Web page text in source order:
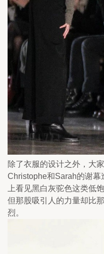
除了衣服的设计之外，大
Christophe和Sarah的谢
上看见黑白灰驼色这类低
但那股吸引人的力量却比
烈。